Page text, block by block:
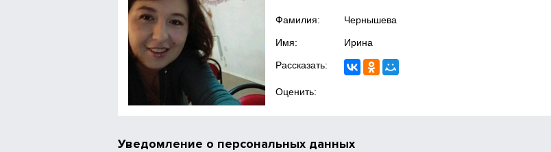
Фамилия: Чернышева
Имя: Ирина
Рассказать:
Оценить:
Уведомление о персональных данных